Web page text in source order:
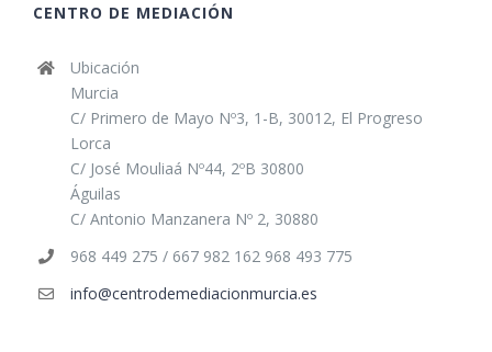
CENTRO DE MEDIACIÓN
Ubicación
Murcia
C/ Primero de Mayo Nº3, 1-B, 30012, El Progreso
Lorca
C/ José Mouliaá Nº44, 2ºB 30800
Águilas
C/ Antonio Manzanera Nº 2, 30880
968 449 275 / 667 982 162 968 493 775
info@centrodemediacionmurcia.es